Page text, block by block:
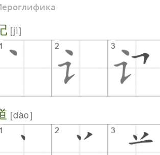
jì
dào